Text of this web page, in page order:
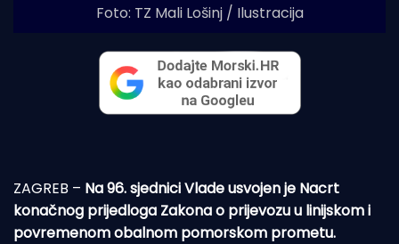
Foto: TZ Mali Lošinj / Ilustracija
ZAGREB – Na 96. sjednici Vlade usvojen je Nacrt
konačnog prijedloga Zakona o prijevozu u linijskom i
povremenom obalnom pomorskom prometu.